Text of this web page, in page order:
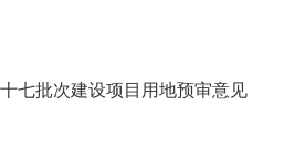
七批次建设项目用地预审意见